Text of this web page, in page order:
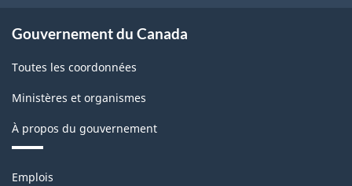
Gouvernement du Canada
Toutes les coordonnées
Ministères et organismes
À propos du gouvernement
Thèmes
Emplois